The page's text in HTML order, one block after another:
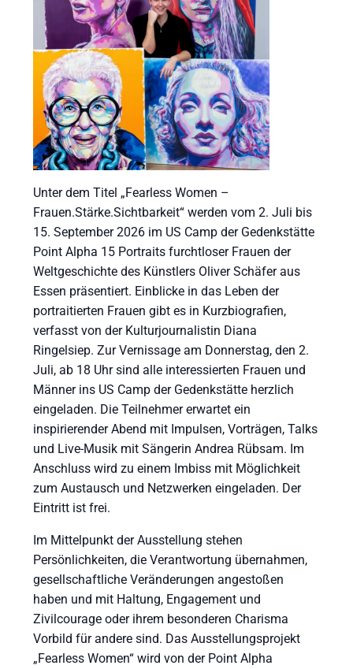
Unter dem Titel „Fearless Women –
Frauen.Stärke.Sichtbarkeit“ werden vom 2. Juli bis
15. September 2026 im US Camp der Gedenkstätte
Point Alpha 15 Portraits furchtloser Frauen der
Weltgeschichte des Künstlers Oliver Schäfer aus
Essen präsentiert. Einblicke in das Leben der
portraitierten Frauen gibt es in Kurzbiografien,
verfasst von der Kulturjournalistin Diana
Ringelsiep. Zur Vernissage am Donnerstag, den 2.
Juli, ab 18 Uhr sind alle interessierten Frauen und
Männer ins US Camp der Gedenkstätte herzlich
eingeladen. Die Teilnehmer erwartet ein
inspirierender Abend mit Impulsen, Vorträgen, Talks
und Live-Musik mit Sängerin Andrea Rübsam. Im
Anschluss wird zu einem Imbiss mit Möglichkeit
zum Austausch und Netzwerken eingeladen. Der
Eintritt ist frei.
Im Mittelpunkt der Ausstellung stehen
Persönlichkeiten, die Verantwortung übernahmen,
gesellschaftliche Veränderungen angestoßen
haben und mit Haltung, Engagement und
Zivilcourage oder ihrem besonderen Charisma
Vorbild für andere sind. Das Ausstellungsprojekt
„Fearless Women“ wird von der Point Alpha